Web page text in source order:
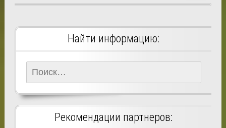
Найти информацию:
Найти:
Рекомендации партнеров: